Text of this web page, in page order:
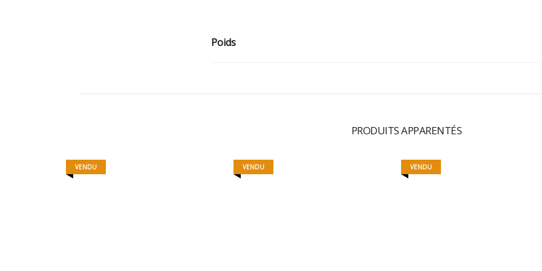
Poids
PRODUITS APPARENTÉS
VENDU VENDU VENDU